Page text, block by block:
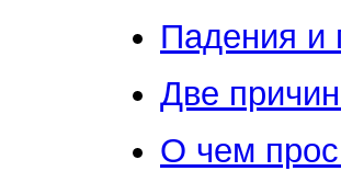
Падения и
Две
О чем